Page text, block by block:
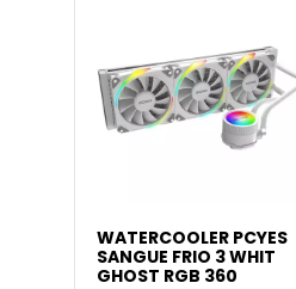
WATERCOOLER PCYES
SANGUE FRIO 3 WHIT
GHOST RGB 360